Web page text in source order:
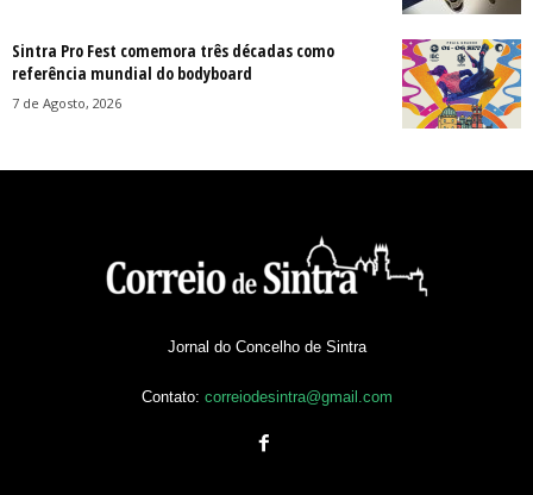
Sintra Pro Fest comemora três décadas como
referência mundial do bodyboard
7 de Agosto, 2026
Jornal do Concelho de Sintra
Contato: correiodesintra@gmail.com